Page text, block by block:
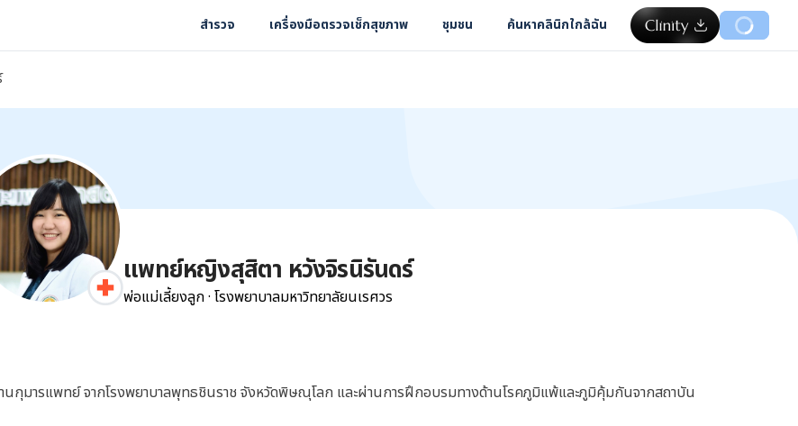
สำรวจ เครื่องมือตรวจเช็กสุขภาพ ชุมชน ค้นหาคลินิกใกล้ฉัน
แพทย์หญิงสุสิตา หวังจิรนิรันดร์
พ่อแม่เลี้ยงลูก· โรงพยาบาลมหาวิทยาลัยนเรศวร
มารแพทย์ จากโรงพยาบาลพุทธชินราช จังหวัดพิษณุโลก และผ่านการฝึกอบรมทางด้านโรคภูมิแพ้และภูมิคุ้มกันจากสถาบัน